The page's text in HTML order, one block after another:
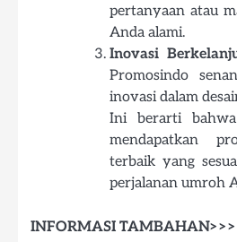
pertanyaan atau
Anda alami.
Inovasi
Promosindo
inovasi dalam
Ini berarti
mendapatkan
terbaik yang
perjalanan umroh
INFORMASI TAMBAHAN>>>